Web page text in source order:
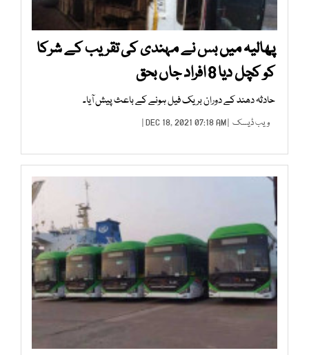
پھالیہ میں بس نے مہندی کی تقریب کے شرکا
کو کچل دیا 8 افراد جاں بحق
حادثہ دھند کے دوران بریک فیل ہونے کے باعث پیش آیا۔
ویب ڈیسک | DEC 18, 2021 07:18 AM |